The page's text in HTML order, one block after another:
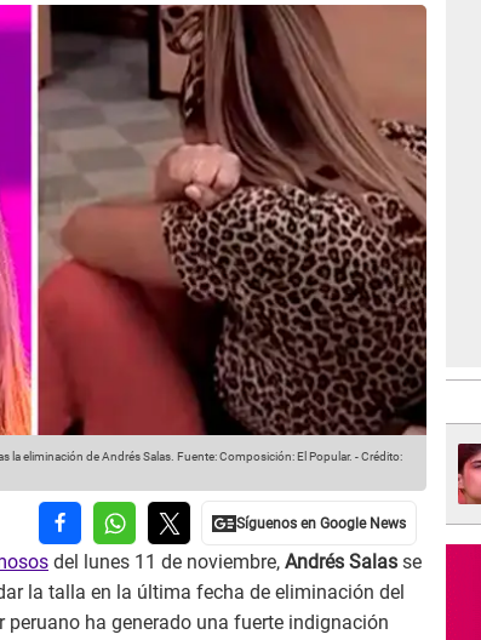
la eliminación de Andrés Salas. Fuente: Composición: El Popular. -Crédito:
del lunes 11 de noviembre, Andrés Salas se
la talla en la última fecha de eliminación del
ha generado una fuerte indignación